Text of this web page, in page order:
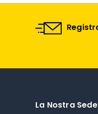
La Nostra Sede